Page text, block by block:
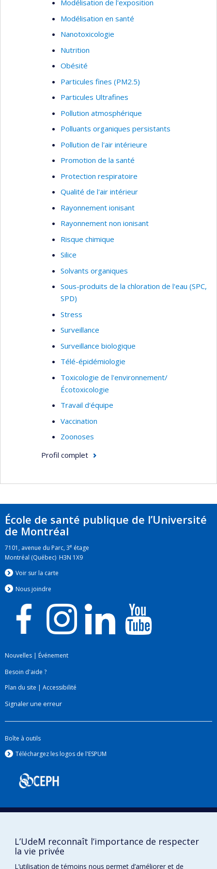
santé en milieu scolaire au Québec. Deux
cycles de collecte de données auprès des
directeurs d'école et des entretiens
essentielles pour améliorer les
interventions de promotion de la santé
dans les écoles, en particulier dans les
communautés défavorisées.
Modélisation de l'exposition
Modélisation en santé
Nanotoxicologie
Nutrition
Obésité
Particules fines (PM2.5)
Particules Ultrafines
Pollution atmosphérique
Polluants organiques persistants
Pollution de l'air intérieure
Promotion de la santé
Protection respiratoire
Qualité de l'air intérieur
Rayonnement ionisant
Rayonnement non ionisant
Risque chimique
Silice
Solvants organiques
Sous-produits de la chloration de l'eau (SPC,
SPD)
Stress
Surveillance
Surveillance biologique
Télé-épidémiologie
Toxicologie de l'environnement/
Écotoxicologie
Travail d'équipe
Vaccination
Zoonoses
Profil complet
École de santé publique de l’Université
de Montréal
7101, avenue du Parc, 3e étage
Montréal (Québec) H3N 1X9
Voir sur la carte
Nous joindre
Nouvelles | Événement
Besoin d'aide ?
Plan du site | Accessibilité
Signaler une erreur
Boîte à outils
Téléchargez les logos de l'ESPUM
Confidentialité
Conditions d’utilisation
L’UdeM reconnaît l’importance de respecter
la vie privée
L’utilisation de témoins nous permet d’améliorer et de